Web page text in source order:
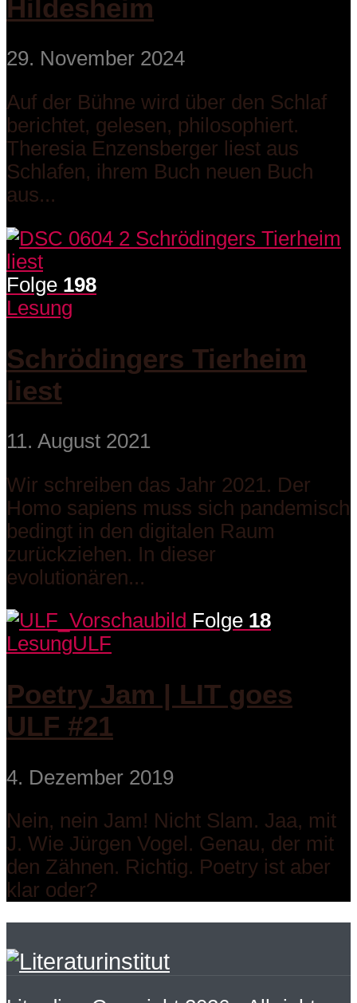
Hildesheim
29. November 2024
Auf der Bühne wird über den Schlaf
berichtet, gelesen, philosophiert.
Theresia Enzensberger liest aus
Schlafen, ihrem Buch neuen Buch
aus...
Folge 198
Lesung
Schrödingers Tierheim
liest
11. August 2021
Wir schreiben das Jahr 2021. Der
Homo sapiens muss sich pandemisch
bedingt in den digitalen Raum
zurückziehen. In dieser
evolutionären...
Folge 18
LesungULF
Poetry Jam | LIT goes
ULF #21
4. Dezember 2019
Nein, nein Jam! Nicht Slam. Jaa, mit
J. Wie Jürgen Vogel. Genau, der mit
den Zähnen. Richtig. Poetry ist aber
klar oder?